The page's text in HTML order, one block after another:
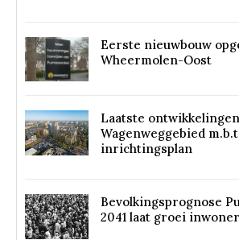
Eerste nieuwbouw
Wheermolen-Oost
Laatste
Wagenweggebied
inrichtingsplan
Bevolkingsprognose
2041 laat groei